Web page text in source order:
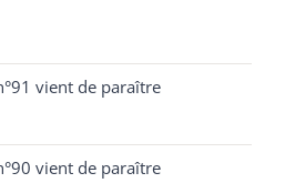
vient de paraître
vient de paraître